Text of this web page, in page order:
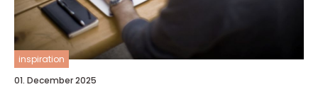
inspiration
01. December 2025